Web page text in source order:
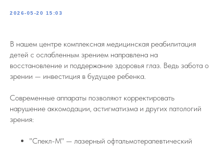
2026-05-20 15:03
В нашем центре комплексная медицинская реабилитация
детей с ослабленным зрением направлена на
восстановление и поддержание здоровья глаз. Ведь забота о
зрении — инвестиция в будущее ребенка.
Современные аппараты позволяют корректировать
нарушение аккомодации, астигматизма и других патологий
зрения:
"Спекл-М" — лазерный офтальмотерапевтический